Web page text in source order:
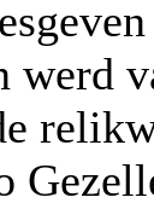
werd